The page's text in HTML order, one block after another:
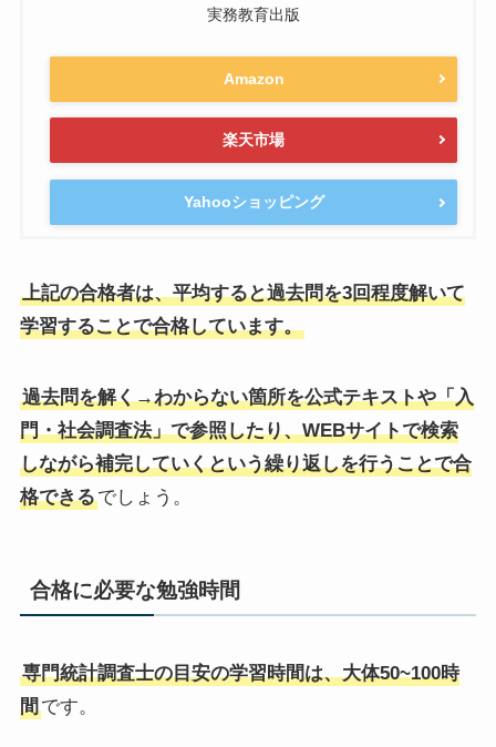
実務教育出版
Amazon
楽天市場
Yahooショッピング
上記の合格者は、平均すると過去問を3回程度解いて
学習することで合格しています。
過去問を解く→わからない箇所を公式テキストや「入
門・社会調査法」で参照したり、WEBサイトで検索
しながら補完していくという繰り返しを行うことで合
格できるでしょう。
合格に必要な勉強時間
専門統計調査士の目安の学習時間は、大体50~100時
間です。